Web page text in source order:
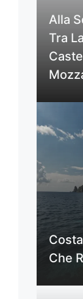
Alla
Tra
Che